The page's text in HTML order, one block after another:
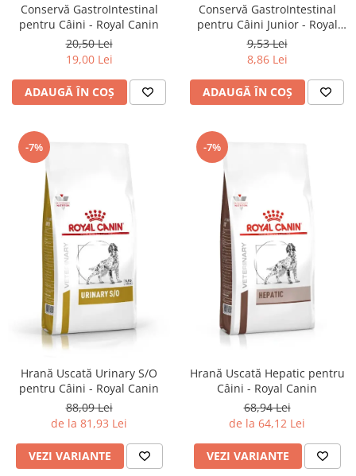
Conservă GastroIntestinal
pentru Câini - Royal Canin
20,50 Lei
19,00 Lei
ADAUGĂ ÎN COȘ
Conservă GastroIntestinal
pentru Câini Junior - Royal
Canin
9,53 Lei
8,86 Lei
ADAUGĂ ÎN COȘ
-7%
Hrană Uscată Urinary S/O
pentru Câini - Royal Canin
88,09 Lei
de la 81,93 Lei
VEZI VARIANTE
-7%
Hrană Uscată Hepatic pentru
Câini - Royal Canin
68,94 Lei
de la 64,12 Lei
VEZI VARIANTE